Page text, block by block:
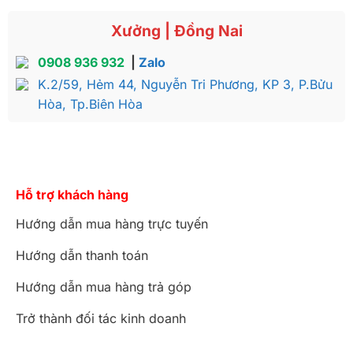
Xưởng | Đồng Nai
0908 936 932
Zalo
K.2/59, Hẻm 44, Nguyễn Tri Phương, KP 3, P.Bửu
Hòa, Tp.Biên Hòa
Hỗ trợ khách hàng
Hướng dẫn mua hàng trực tuyến
Hướng dẫn thanh toán
Hướng dẫn mua hàng trả góp
Trở thành đối tác kinh doanh